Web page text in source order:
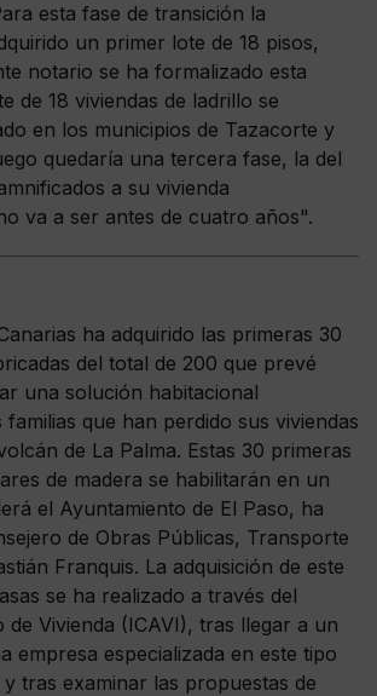
esta fase de transición la
un primer lote de 18 pisos,
notario se ha formalizado esta
de 18 viviendas de ladrillo se
en los municipios de Tazacorte y
quedaría una tercera fase, la del
a su vivienda
va a ser antes de cuatro años".
ha adquirido las primeras 30
del total de 200 que prevé
una solución habitacional
familias que han perdido sus viviendas
de La Palma. Estas 30 primeras
de madera se habilitarán en un
el Ayuntamiento de El Paso, ha
de Obras Públicas, Transporte
Franquis. La adquisición de este
se ha realizado a través del
de Vivienda (ICAVI), tras llegar a un
empresa especializada en este tipo
y tras examinar las propuestas de